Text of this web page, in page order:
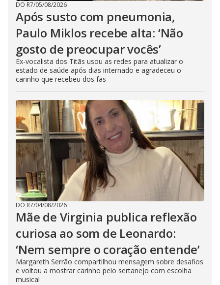
DO R7/05/08/2026
Após susto com pneumonia,
Paulo Miklos recebe alta: ‘Não
gosto de preocupar vocês’
Ex-vocalista dos Titãs usou as redes para atualizar o
estado de saúde após dias internado e agradeceu o
carinho que recebeu dos fãs
DO R7/04/08/2026
Mãe de Virginia publica reflexão
curiosa ao som de Leonardo:
‘Nem sempre o coração entende’
Margareth Serrão compartilhou mensagem sobre desafios
e voltou a mostrar carinho pelo sertanejo com escolha
musical